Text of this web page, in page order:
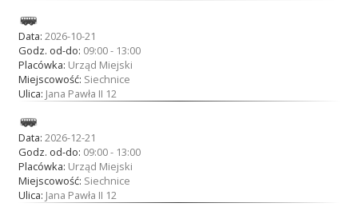
Data: 2026-10-21
Godz. od-do: 09:00 - 13:00
Placówka: Urząd Miejski
Miejscowość: Siechnice
Ulica: Jana Pawła II 12
Data: 2026-12-21
Godz. od-do: 09:00 - 13:00
Placówka: Urząd Miejski
Miejscowość: Siechnice
Ulica: Jana Pawła II 12